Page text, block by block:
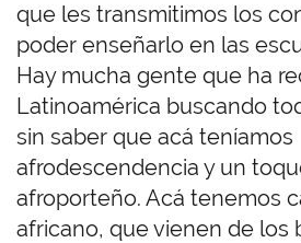
que les transmitimos los
poder enseñarlo en las
Hay mucha gente que ha
Latinoamérica buscando
sin saber que acá teníamos
afrodescendencia y un
afroporteño. Acá tenemos
africano, que vienen de los